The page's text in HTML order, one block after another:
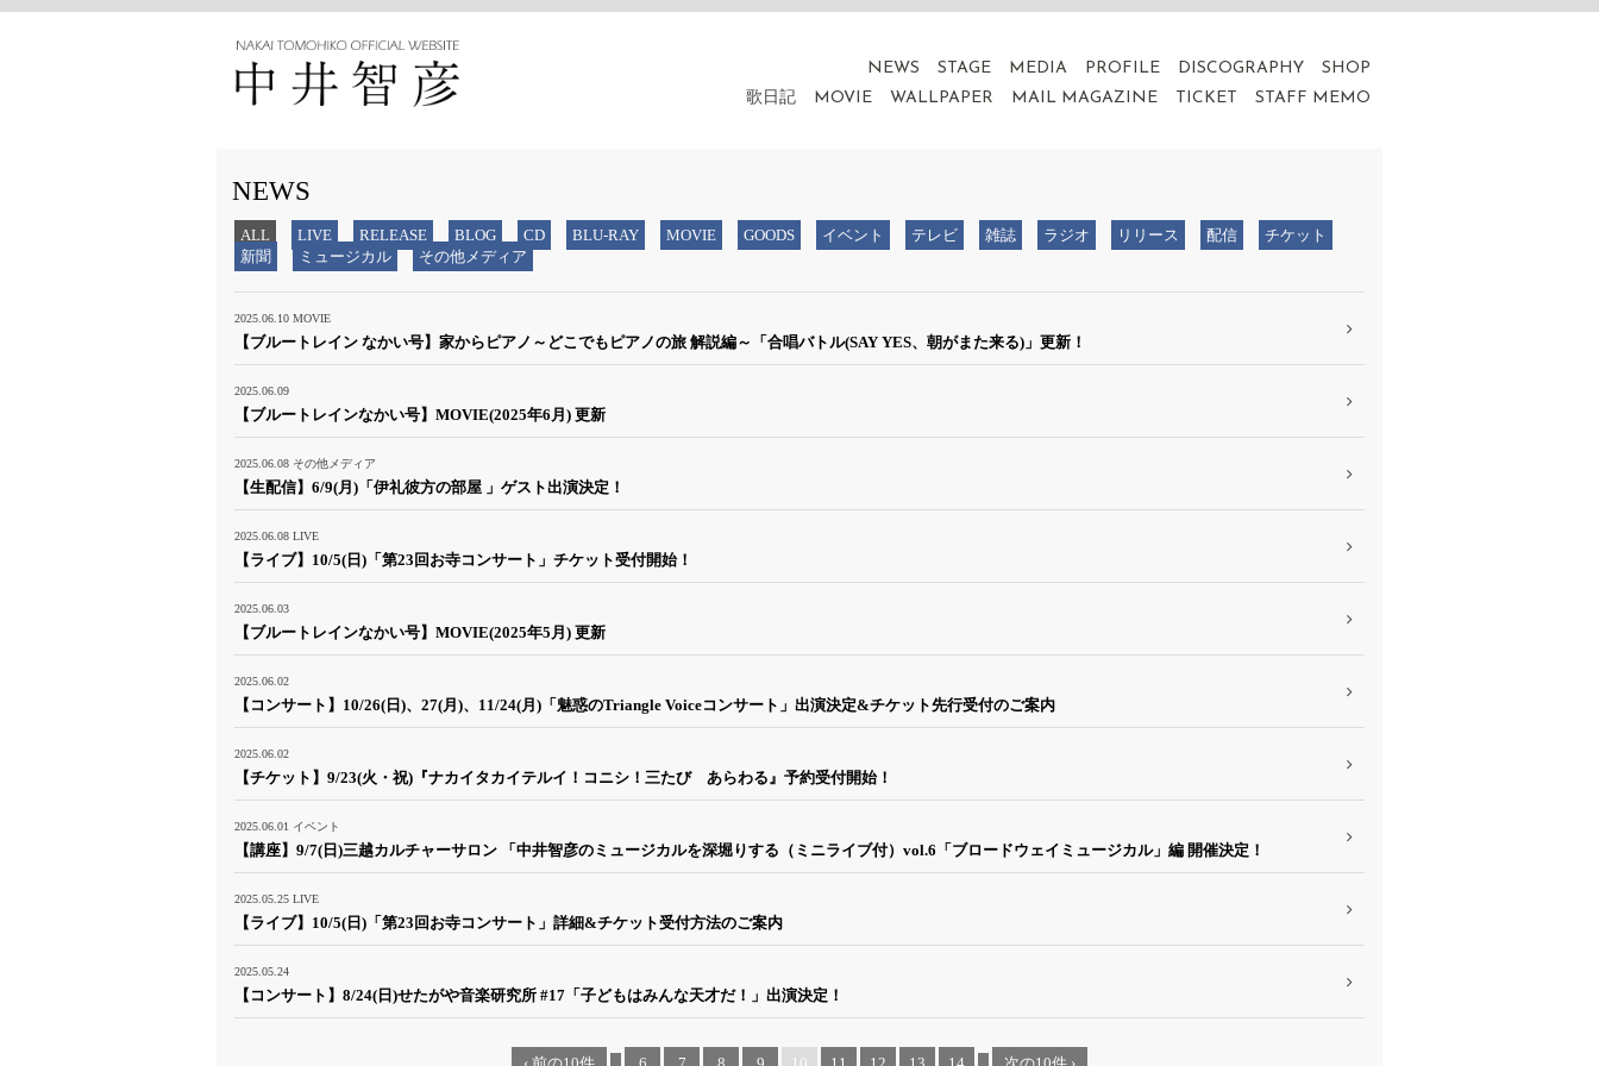
NEWS STAGE MEDIA PROFILE DISCOGRAPHY
SHOP
歌日記
MOVIE WALLPAPER MAIL MAGAZINE TICKET STAFF MEMO
NEWS
ALL LIVE RELEASE BLOG CD BLU-RAY MOVIE GOODS イベント テレビ 雑誌 ラジオ リリース 配信
チケット
新聞
ミュージカル その他メディア
2025.06.10 MOVIE
【ブルートレイン なかい号】家からピアノ～どこでもピアノの旅 解説編～「合唱バトル(SAY YES、朝がまた来る)」更新！
2025.06.09
【ブルートレインなかい号】MOVIE(2025年6月) 更新
2025.06.08 その他メディア
【生配信】6/9(月)「伊礼彼方の部屋 」ゲスト出演決定！
2025.06.08 LIVE
【ライブ】10/5(日)「第23回お寺コンサート」チケット受付開始！
2025.06.03
【ブルートレインなかい号】MOVIE(2025年5月) 更新
2025.06.02
【コンサート】10/26(日)、27(月)、11/24(月)「魅惑のTriangle Voiceコンサート」出演決定&チケット先行受付のご案内
2025.06.02
【チケット】9/23(火・祝)『ナカイタカイテルイ！コニシ！三たび あらわる』予約受付開始！
2025.06.01 イベント
【講座】9/7(日)三越カルチャーサロン 「中井智彦のミュージカルを深堀りする（ミニライブ付）vol.6「ブロードウェイミュージカル」編 開催決定！
2025.05.25 LIVE
【ライブ】10/5(日)「第23回お寺コンサート」詳細&チケット受付方法のご案内
2025.05.24
【コンサート】8/24(日)せたがや音楽研究所 #17「子どもはみんな天才だ！」出演決定！